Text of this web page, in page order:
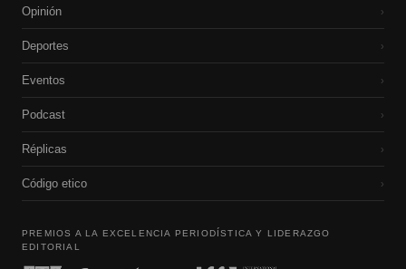
Opinión ›
Deportes ›
Eventos ›
Podcast ›
Réplicas ›
Código etico ›
PREMIOS A LA EXCELENCIA PERIODÍSTICA Y LIDERAZGO
EDITORIAL